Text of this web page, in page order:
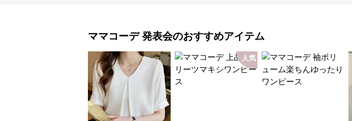
ママコーデ 発表会のおすすめアイテム
人気